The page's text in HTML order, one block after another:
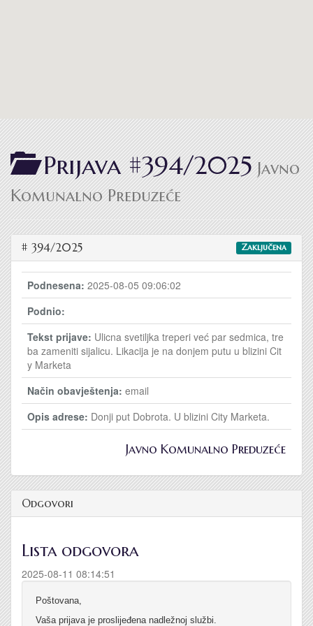
Prijava #394/2025Javno
Komunalno Preduzeće
# 394/2025 Zaključena
Podnesena: 2025-08-05 09:06:02
Podnio:
Tekst prijave: Ulicna svetiljka treperi već par sedmica, tre
ba zameniti sijalicu. Likacija je na donjem putu u blizini Cit
y Marketa
Način obavještenja: email
Opis adrese: Donji put Dobrota. U blizini City Marketa.
Javno Komunalno Preduzeće
Odgovori
Lista odgovora
2025-08-11 08:14:51
Poštovana,
Vaša prijava je proslijeđena nadležnoj službi.